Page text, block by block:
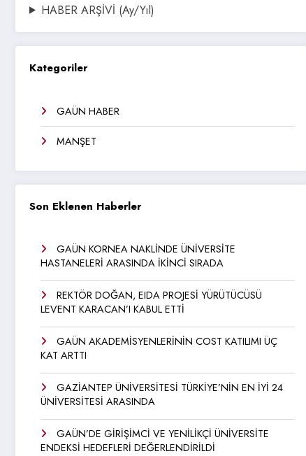
HABER ARŞİVİ (Ay/Yıl)
Kategoriler
GAÜN HABER
MANŞET
Son Eklenen Haberler
GAÜN KORNEA NAKLİNDE ÜNİVERSİTE
HASTANELERİ ARASINDA İKİNCİ SIRADA
REKTÖR DOĞAN, EIDA PROJESİ YÜRÜTÜCÜSÜ
LEVENT KARACAN’I KABUL ETTİ
GAÜN AKADEMİSYENLERİNİN COST KATILIMI ÜÇ
KAT ARTTI
GAZİANTEP ÜNİVERSİTESİ TÜRKİYE’NİN EN İYİ 24
ÜNİVERSİTESİ ARASINDA
GAÜN’DE GİRİŞİMCİ VE YENİLİKÇİ ÜNİVERSİTE
ENDEKSİ HEDEFLERİ DEĞERLENDİRİLDİ